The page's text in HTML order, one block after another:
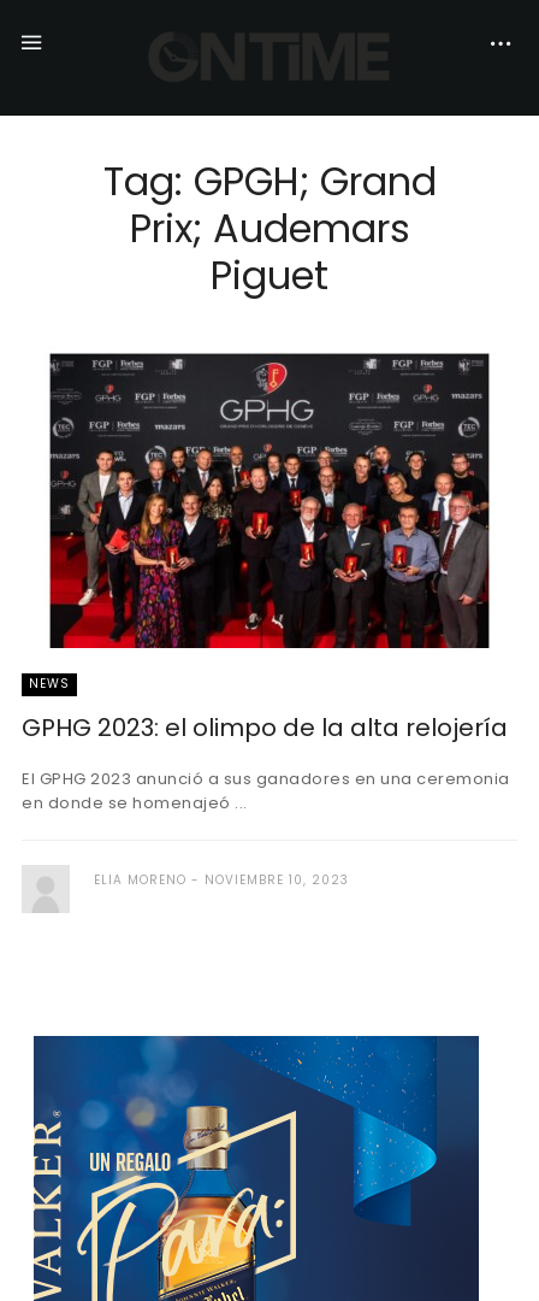
Tag: GPGH; Grand
Prix; Audemars
Piguet
NEWS
GPHG 2023: el olimpo de la alta relojería
El GPHG 2023 anunció a sus ganadores en una ceremonia
en donde se homenajeó ...
ELIA MORENO NOVIEMBRE 10, 2023